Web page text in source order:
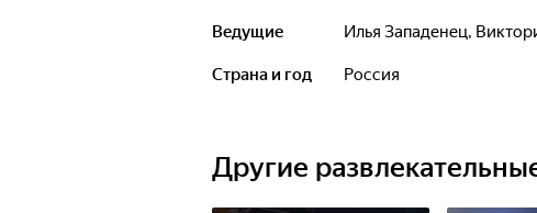
Ведущие Илья Западенец,
Страна и год Россия
Другие